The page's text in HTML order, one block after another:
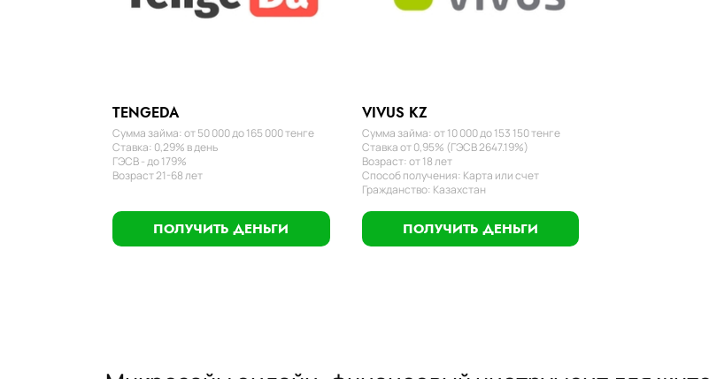
TENGEDA
Сумма займа: от 50 000 до 165 000 тенге
Ставка: 0,29% в день
ГЭСВ - до 179%
Возраст 21-68 лет
ПОЛУЧИТЬ ДЕНЬГИ
VIVUS KZ
Сумма займа: от 10 000 до 153 150 тенге
Ставка от 0,95% (ГЭСВ 2647.19%)
Возраст: от 18 лет
Способ получения: Карта или счет
Гражданство: Казахстан
ПОЛУЧИТЬ ДЕНЬГИ